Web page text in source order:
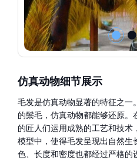
仿真动物细节展示
毛发是仿真动物显著的特征之一
的鬃毛，仿真动物都能够还原
的匠人们运用成熟的工艺和技术
模型中，使得毛发呈现出自然生
色、长度和密度也都经过严格的